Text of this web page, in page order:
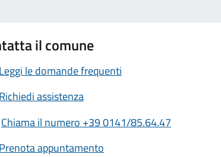
il comune
le domande frequenti
assistenza
Chiama il numero +39 0141/85.64.47
appuntamento